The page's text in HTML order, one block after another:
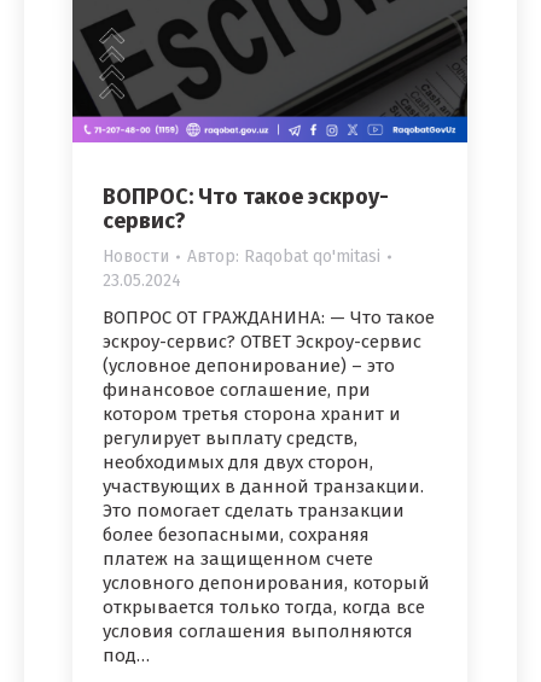
ВОПРОС: Что такое эскроу-
сервис?
Новости Автор: Raqobat qo'mitasi
23.05.2024
ВОПРОС ОТ ГРАЖДАНИНА: — Что такое
эскроу-сервис? ОТВЕТ Эскроу-сервис
(условное депонирование) – это
финансовое соглашение, при
котором третья сторона хранит и
регулирует выплату средств,
необходимых для двух сторон,
участвующих в данной транзакции.
Это помогает сделать транзакции
более безопасными, сохраняя
платеж на защищенном счете
условного депонирования, который
открывается только тогда, когда все
условия соглашения выполняются
под…